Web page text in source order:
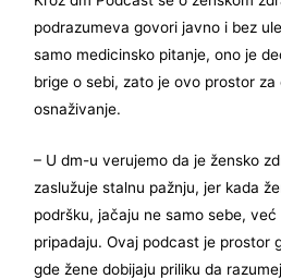
podrazumeva govori javno i bez
samo medicinsko pitanje, ono je
brige o sebi, zato je ovo prostor
osnaživanje.
– U dm-u verujemo da je žensko
zaslužuje stalnu pažnju, jer kada
podršku, jačaju ne samo sebe, već
pripadaju. Ovaj podcast je prostor
gde žene dobijaju priliku da